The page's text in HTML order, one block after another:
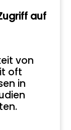
auf
von
oft
in